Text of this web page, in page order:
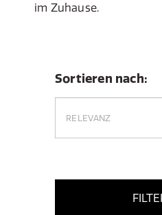
im Zuhause.
Sortieren nach: